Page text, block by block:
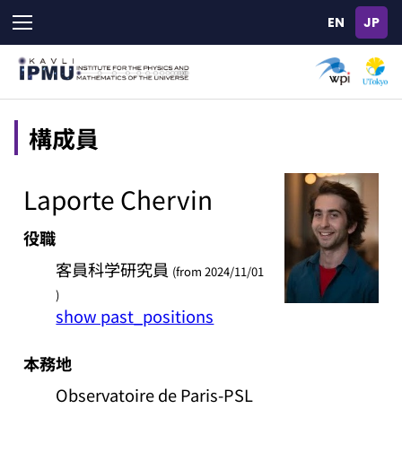
Skip
to
main
content
構成員
Laporte Chervin
役職
客員科学研究員 (from 2024/11/01
)
show past_positions
本務地
Observatoire de Paris-PSL